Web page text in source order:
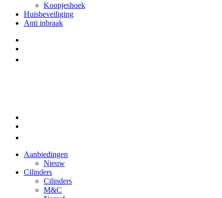
Koopjeshoek
Huisbeveiliging
Anti inbraak
Aanbiedingen
Nieuw
Cilinders
Cilinders
M&C